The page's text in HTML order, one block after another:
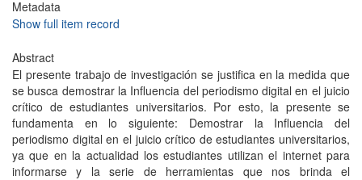
Metadata
Show full item record
Abstract
El presente trabajo de investigación se justifica en la medida que
se busca demostrar la Influencia del periodismo digital en el juicio
crítico de estudiantes universitarios. Por esto, la presente se
fundamenta en lo siguiente: Demostrar la Influencia del
periodismo digital en el juicio crítico de estudiantes universitarios,
ya que en la actualidad los estudiantes utilizan el internet para
informarse y la serie de herramientas que nos brinda el